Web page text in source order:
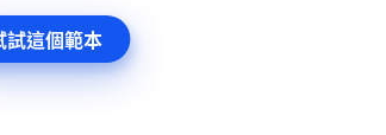
試這個範本